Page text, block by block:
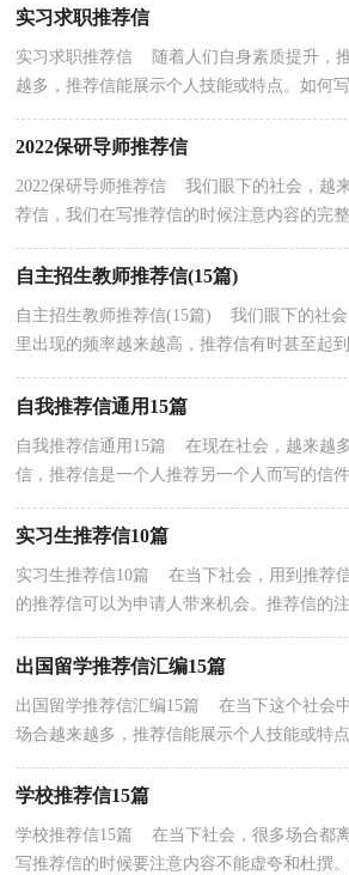
实习求职推荐信
实习求职推荐信 随着人们自身素质提升，
越多，推荐信能展示个人技能或特点。如何
2022保研导师推荐信
2022保研导师推荐信 我们眼下的社会，越
荐信，我们在写推荐信的时候注意内容的完
信呢？以下是小编为大家收集的2022保研导
自主招生教师推荐信(15篇)
自主招生教师推荐信(15篇) 我们眼下的社
里出现的频率越来越高，推荐信有时甚至起
么写好推荐信呢？下面是小编整理的自主招
自我推荐信通用15篇
自我推荐信通用15篇 在现在社会，越来越
信，推荐信是一个人推荐另一个人而写的信
实习生推荐信10篇
实习生推荐信10篇 在当下社会，用到推荐
的推荐信可以为申请人带来机会。推荐信的
会写吗？下面是小编为大家收集的实习生推
出国留学推荐信汇编15篇
出国留学推荐信汇编15篇 在当下这个社会
场合越来越多，推荐信能展示个人技能或特
学校推荐信15篇
学校推荐信15篇 在当下社会，很多场合都
写推荐信的时候要注意内容不能虚夸和杜撰